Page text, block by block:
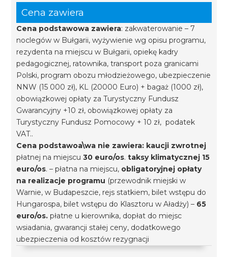
Cena zawiera
Cena podstawowa zawiera: zakwaterowanie – 7
noclegów w Bułgarii, wyżywienie wg opisu programu,
rezydenta na miejscu w Bułgarii, opiekę kadry
pedagogicznej, ratownika, transport poza granicami
Polski, program obozu młodzieżowego, ubezpieczenie
NNW (15 000 zł), KL (20000 Euro) + bagaż (1000 zł),
obowiązkowej opłaty za Turystyczny Fundusz
Gwarancyjny +10 zł, obowiązkowej opłaty za
Turystyczny Fundusz Pomocowy + 10 zł, podatek
VAT..
Cena podstawoa\wa nie zawiera: kaucji zwrotnej
płatnej na miejscu30 euro/os.taksy klimatycznej 15
euro/os. – płatna na miejscu, obligatoryjnej opłaty
na realizacje programu (przewodnik miejski w
Warnie, w Budapeszcie, rejs statkiem, bilet wstępu do
Hungarospa, bilet wstępu do Klasztoru w Aładży) – 65
euro/os. płatne u kierownika, dopłat do miejsc
wsiadania, gwarancji stałej ceny, dodatkowego
ubezpieczenia od kosztów rezygnacji